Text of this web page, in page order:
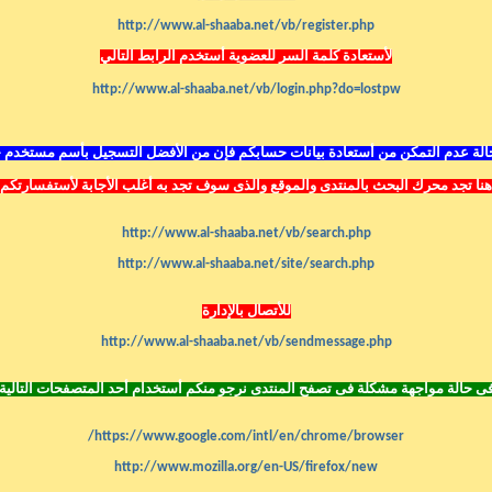
http://www.al-shaaba.net/vb/register.php
لأستعادة كلمة السر للعضوية أستخدم الرابط التالي
http://www.al-shaaba.net/vb/login.php?do=lostpw
عدم التمكن من أستعادة بيانات حسابكم فإن من الأفضل التسجيل بأسم مستخدم
هنا تجد محرك البحث بالمنتدى والموقع والذى سوف تجد به أغلب الأجابة لأستفسارتكم
http://www.al-shaaba.net/vb/search.php
http://www.al-shaaba.net/site/search.php
للأتصال بالإدارة
http://www.al-shaaba.net/vb/sendmessage.php
حالة مواجهة مشكلة فى تصفح المنتدى نرجو منكم أستخدام أحد المتصفحات
https://www.google.com/intl/en/chrome/browser/
http://www.mozilla.org/en-US/firefox/new